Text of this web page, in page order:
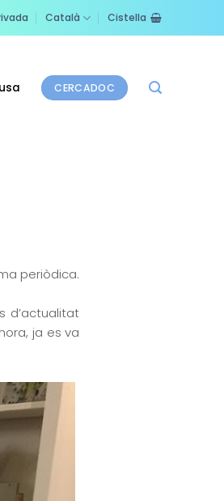
Català Cistella
CERCADOC
periòdica.
d’actualitat
ja es va